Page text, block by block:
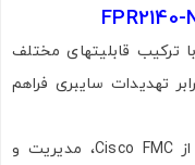
ترکیب قابلیتهای مختلف
تهدیدات سایبری فراهم
: با استفاده از Cisco FMC، مدیریت و